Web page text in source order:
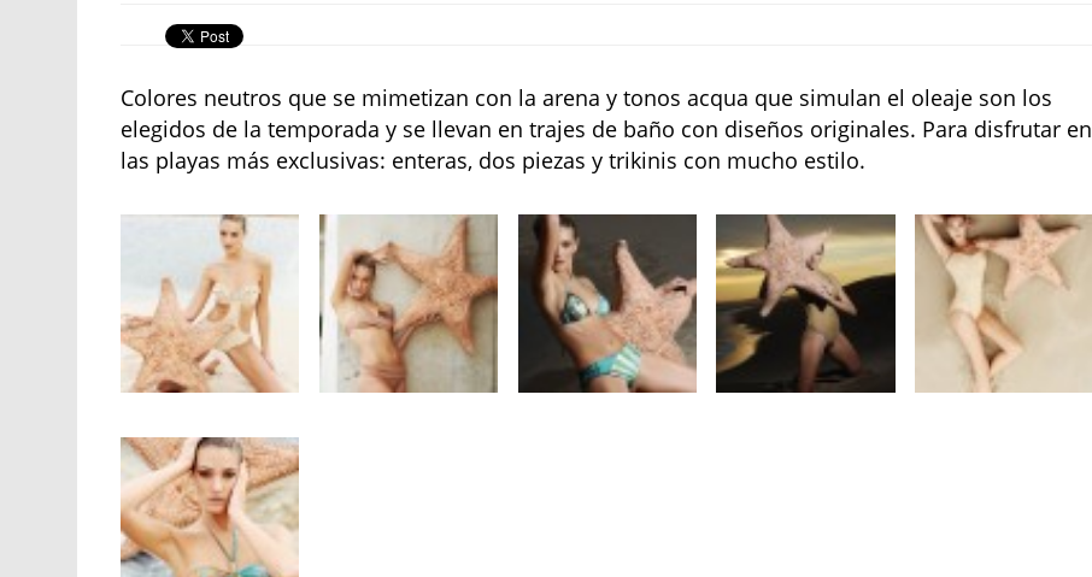
Colores neutros que se mimetizan con la arena y tonos acqua que simulan el oleaje son los
elegidos de la temporada y se llevan en trajes de baño con diseños originales. Para disfrutar en
las playas más exclusivas: enteras, dos piezas y trikinis con mucho estilo.